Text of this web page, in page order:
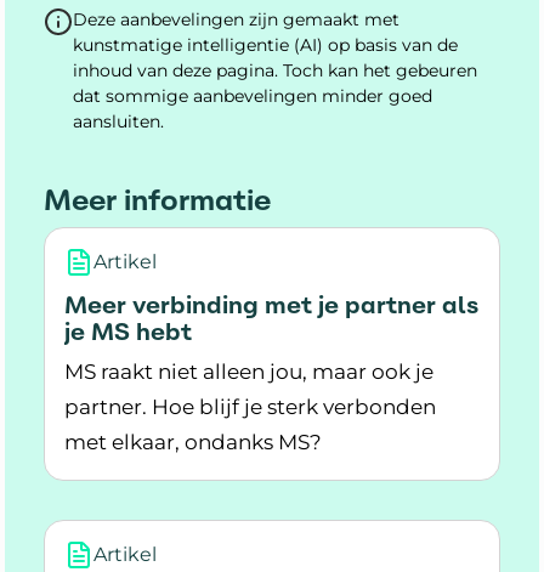
Deze aanbevelingen zijn gemaakt met
kunstmatige intelligentie (AI) op basis van de
inhoud van deze pagina. Toch kan het gebeuren
dat sommige aanbevelingen minder goed
aansluiten.
Meer informatie
Artikel
Meer verbinding met je partner als
je MS hebt
MS raakt niet alleen jou, maar ook je
partner. Hoe blijf je sterk verbonden
met elkaar, ondanks MS?
Lees meer over Meer verbinding met je
Artikel